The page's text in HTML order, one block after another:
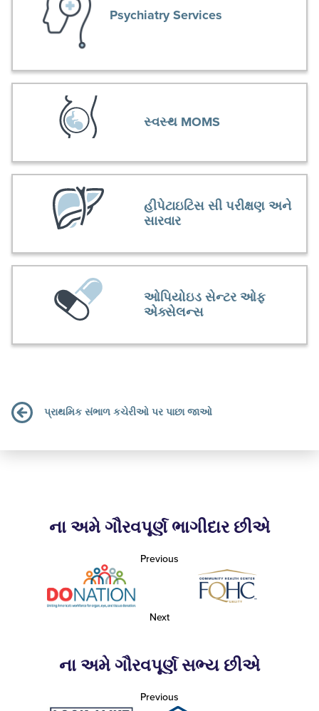
Psychiatry Services
સ્વસ્થ MOMS
હીપેટાઇટિસ સી પરીક્ષણ અને
સારવાર
ઓપિયોઇડ સેન્ટર ઓફ
એક્સેલન્સ
પ્રાથમિક સંભાળ કચેરીઓ પર પાછા જાઓ
ના અમે ગૌરવપૂર્ણ ભાગીદાર છીએ
Previous
Next
ના અમે ગૌરવપૂર્ણ સભ્ય છીએ
Previous